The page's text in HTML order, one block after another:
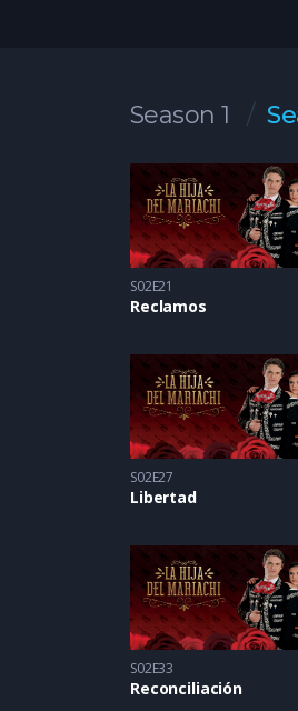
Season 1
S02E21
Reclamos
S02E27
Libertad
S02E33
Reconciliación